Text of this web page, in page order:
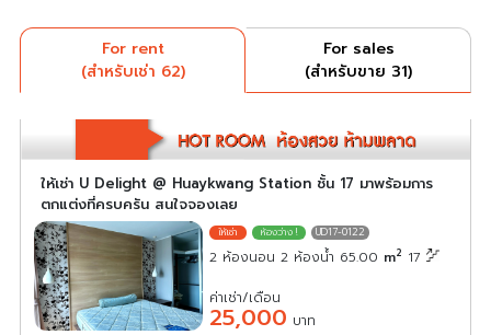
For rent
(สำหรับเช่า 62)
For sales
(สำหรับขาย 31)
ให้เช่า U Delight @ Huaykwang Station ชั้น 17 มาพร้อมการ
ตกแต่งที่ครบครัน สนใจจองเลย
UD17-0122
2 ห้องนอน 2 ห้องน้ำ 65.00 m2 17
ค่าเช่า/เดือน
25,000 บาท